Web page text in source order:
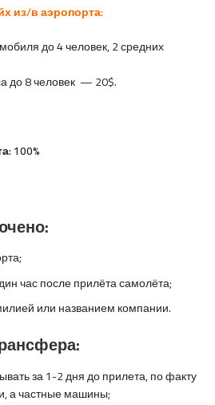
из/в аэропорта:
до 4 человек, 2 средних
до 8 человек — 20$.
100%
час после прилёта самолёта;
или названием компании.
за 1-2 дня до прилета, по факту
а частные машины;